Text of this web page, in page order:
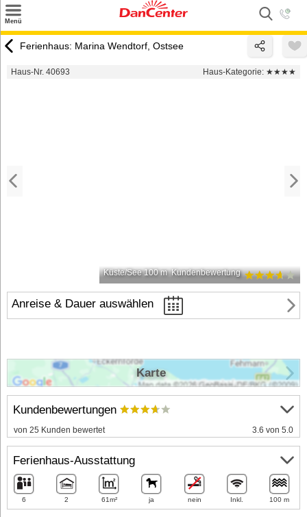
Menü
Urlaubsziele
Ferienhaus: Marina Wendtorf, Ostsee
Haus-Nr. 40693 Haus-Kategorie: ★★★★
Küste/See 100 m Kundenbewertung
Anreise & Dauer auswählen
Kundenbewertungen
von 25 Kunden bewertet 3.6 von 5.0
Ferienhaus-Ausstattung
6 2 61m² ja nein Inkl. 100 m
Karte